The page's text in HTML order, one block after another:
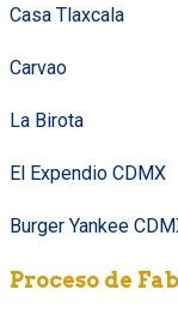
Casa Tlaxcala
Carvao
La Birota
El Expendio CDMX
Burger Yankee
Proceso de